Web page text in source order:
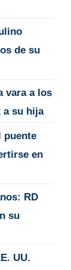
de su
vara a los
a su hija
puente
en
RD
su
UU.